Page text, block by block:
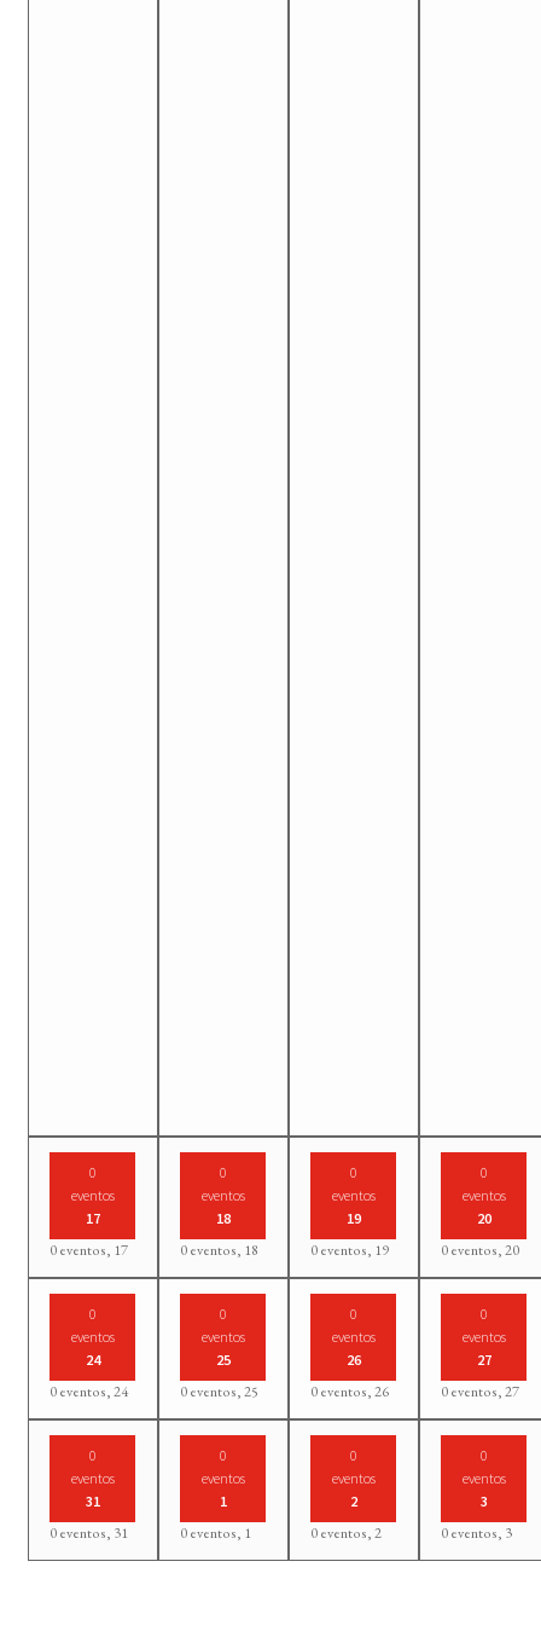
0
eventos
17
0 eventos, 17
0
eventos
18
0 eventos, 18
0
eventos
19
0 eventos, 19
0
eventos
20
0 eventos,20
0
eventos
24
0 eventos,24
0
eventos
25
0 eventos,25
0
eventos
26
0 eventos,26
0
eventos
27
0 eventos,27
0
eventos
31
0 eventos, 31
0
eventos
1
0 eventos, 1
0
eventos
2
0 eventos,2
0
eventos
3
0 eventos, 3